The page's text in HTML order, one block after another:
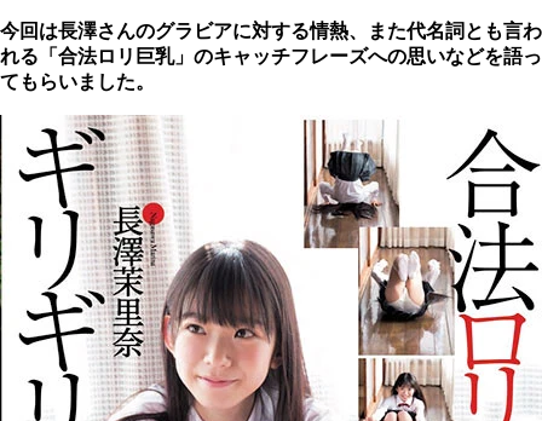
今回は長澤さんのグラビアに対する情熱、また代名詞とも言わ
れる「合法ロリ巨乳」のキャッチフレーズへの思いなどを語っ
てもらいました。